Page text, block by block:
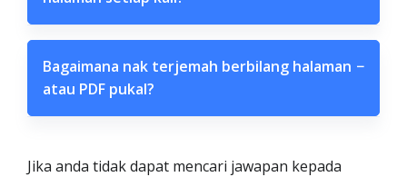
Bagaimana nak terjemah berbilang halaman
atau PDF pukal?
−
Jika anda tidak dapat mencari jawapan kepada